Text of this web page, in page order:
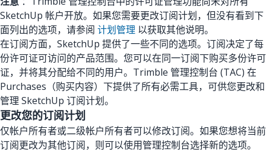
SketchUp 帐户开放。如果您需要更改订阅计划，但没有看到下
面列出的选项，请参阅 计划管理 以获取其他说明。
在订阅方面，SketchUp 提供了一些不同的选项。订阅决定了每
份许可证可访问的产品范围。您可以在同一订阅下购买多份许可
证，并将其分配给不同的用户。Trimble 管理控制台 (TAC) 在
Purchases（购买内容）下提供了所有必需工具，可供您更改和
管理 SketchUp 订阅计划。
更改您的订阅计划
仅帐户所有者或二级帐户所有者可以修改订阅。如果您想将当前
订阅更改为其他订阅，则可以使用管理控制台选择新的选项。